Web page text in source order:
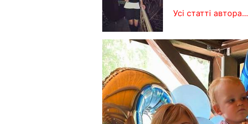
Усі статті автора...